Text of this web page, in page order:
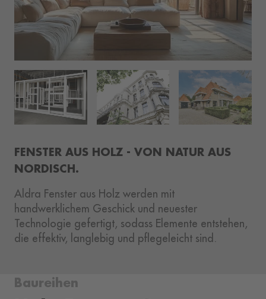
FENSTER AUS HOLZ - VON NATUR AUS
NORDISCH.
Aldra Fenster aus Holz werden mit
handwerklichem Geschick und neuester
Technologie gefertigt, sodass Elemente entstehen,
die effektiv, langlebig und pflegeleicht sind.
Baureihen